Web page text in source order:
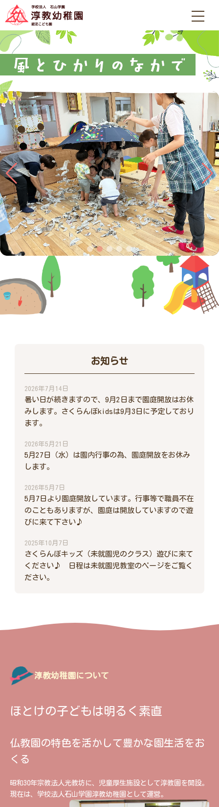
お知らせ
2026年7月14日
暑い日が続きますので、9月2日まで園庭開放はお休
みします。さくらんぼkidsは9月3日に予定しており
ます。
2026年5月21日
5月27日（水）は園内行事の為、園庭開放をお休み
します。
2026年5月7日
5月7日より園庭開放しています。行事等で職員不在
のこともありますが、園庭は開放していますので遊
びに来て下さい♪
2025年10月7日
さくらんぼキッズ（未就園児のクラス）遊びに来て
ください♪ 日程は未就園児教室のページをご覧く
ださい。
淳教幼稚園について
ほとけの子どもは明るく素直
仏教園の特色を活かして豊かな園生活をお
くる
昭和30年宗教法人光教坊に、児童厚生施設として淳教園を開設。
現在は、学校法人石山学園淳教幼稚園として運営。